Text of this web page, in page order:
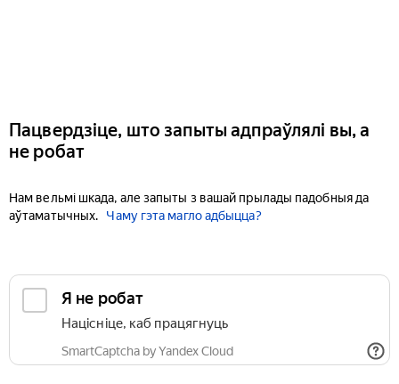
Пацвердзіце, што запыты адпраўлялі вы, а
не робат
Нам вельмі шкада, але запыты з вашай прылады падобныя да
аўтаматычных.
Чаму гэта магло адбыцца?
Я не робат
Націсніце, каб працягнуць
SmartCaptcha by Yandex Cloud